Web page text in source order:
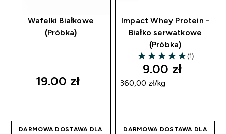
Wafelki Białkowe
(Próbka)
19.00 zł‎
DARMOWA DOSTAWA DLA
Impact Whey Protein -
Białko serwatkowe
(Próbka)
5 out of 5 stars
(1)
9.00 zł‎
360,00 zł‎/kg
DARMOWA DOSTAWA DLA